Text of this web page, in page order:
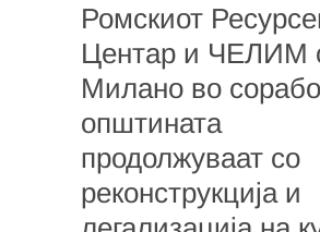
Ромскиот
Центар и ЧЕЛИМ
Милано во
општината
продолжуваат со
реконструкција и